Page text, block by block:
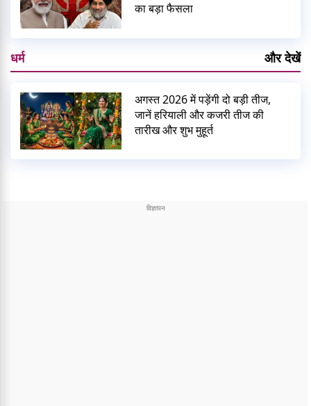
का बड़ा फैसला
धर्म और देखें
अगस्त 2026 में पड़ेंगी दो बड़ी तीज,
जानें हरियाली और कजरी तीज की
तारीख और शुभ मुहूर्त